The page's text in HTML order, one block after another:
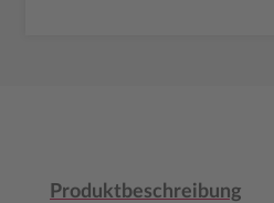
Produktbeschreibung